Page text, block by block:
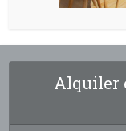
Alquiler